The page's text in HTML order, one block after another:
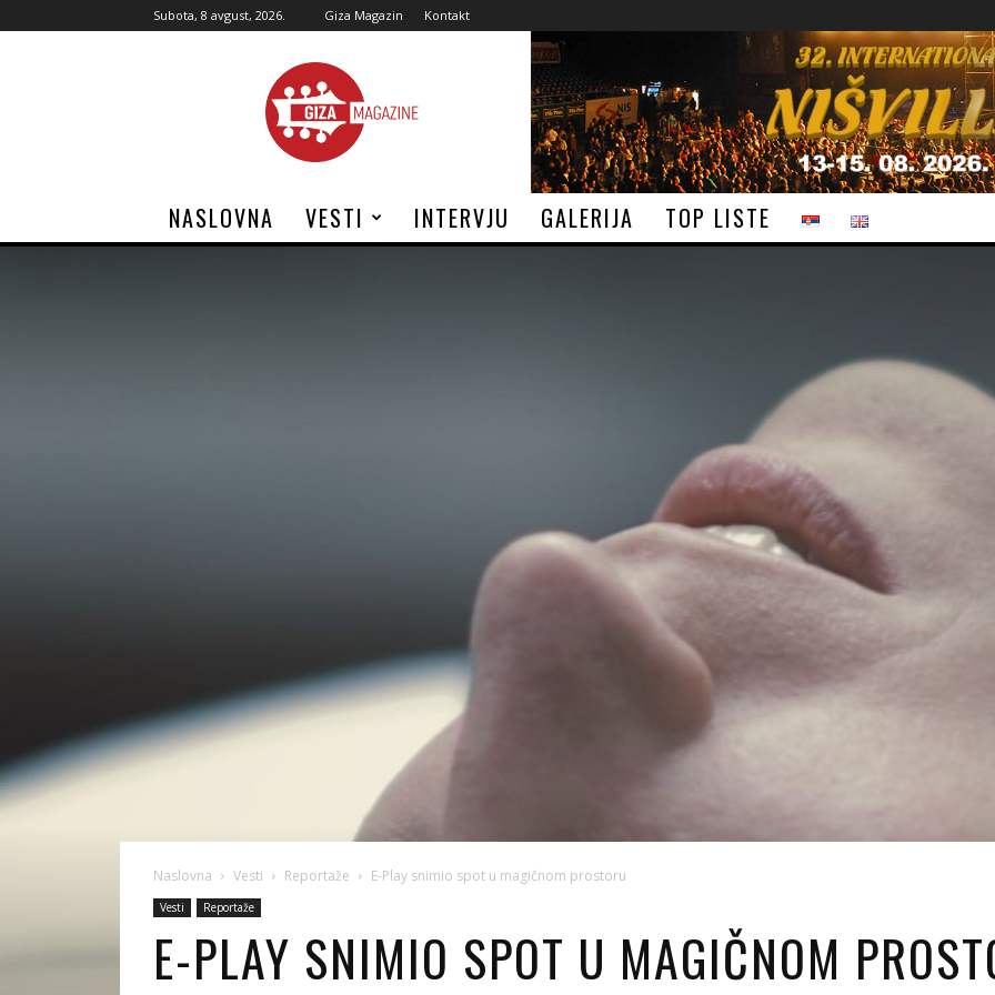
Subota, 8 avgust, 2026. Giza Magazin Kontakt
Magazine
NASLOVNA VESTI INTERVJU GALERIJA TOP LISTE
Naslovna Vesti Reportaže E-Play snimio spot u magičnom prostoru
Vesti Reportaže
E-PLAY SNIMIO SPOT U MAGIČNOM